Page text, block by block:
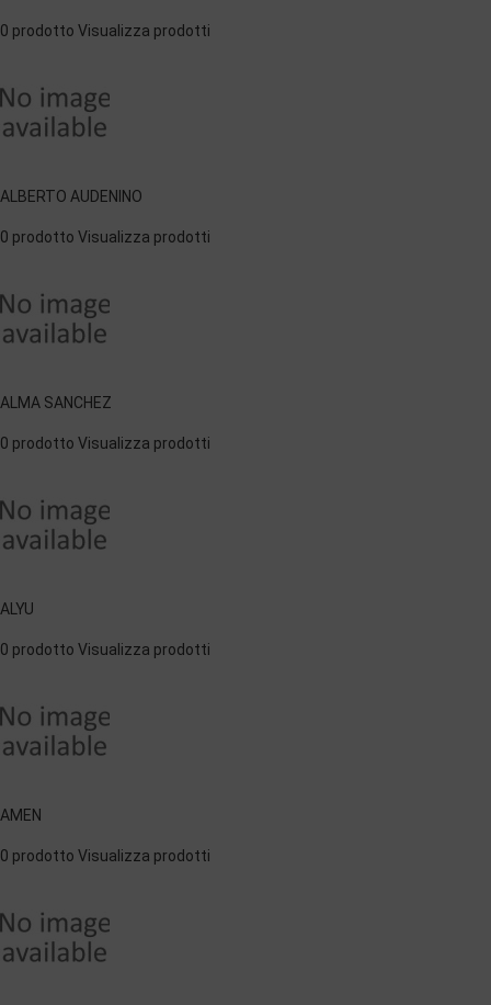
0 prodotto Visualizza prodotti
ALBERTO AUDENINO
0 prodotto Visualizza prodotti
ALMA SANCHEZ
0 prodotto Visualizza prodotti
ALYU
0 prodotto Visualizza prodotti
AMEN
0 prodotto Visualizza prodotti